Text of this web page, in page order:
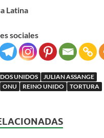
Latina
sociales
UNIDOS
JULIAN ASSANGE
ONU REINO UNIDO TORTURA